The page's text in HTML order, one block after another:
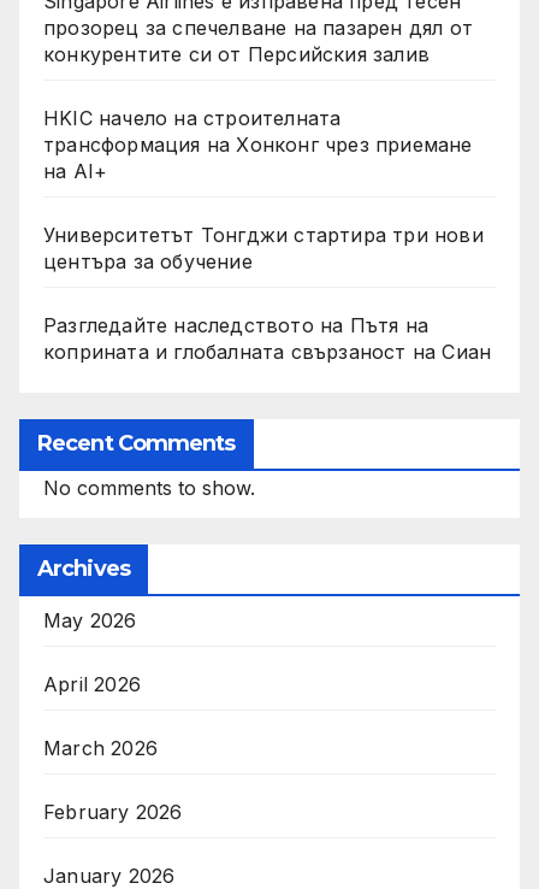
прозорец за спечелване на пазарен дял от
конкурентите си от Персийския залив
HKIC начело на строителната
трансформация на Хонконг чрез приемане
на AI+
Университетът Тонгджи стартира три нови
центъра за обучение
Разгледайте наследството на Пътя на
коприната и глобалната свързаност на Сиан
Recent Comments
No comments to show.
Archives
May 2026
April 2026
March 2026
February 2026
January 2026